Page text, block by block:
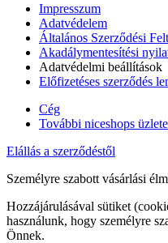
Impresszum
Adatvédelem
Általános Szerződési
Akadálymentesítési
Adatvédelmi beállítások
Előfizetéses szerződés
Cég
További niceshops
Elállás a szerződéstől
Személyre szabott vásárlási
Hozzájárulásával sütiket
használunk, hogy személyre
Önnek.